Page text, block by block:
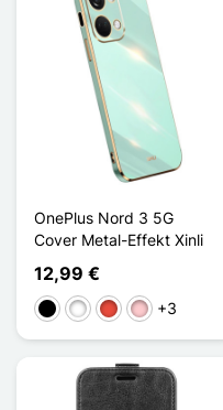
OnePlus Nord 3 5G
Cover Metal-Effekt Xinli
12,99 €
Schwarz
WeißRot Pink+3